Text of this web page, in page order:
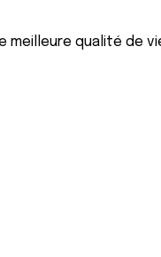
meilleure qualité